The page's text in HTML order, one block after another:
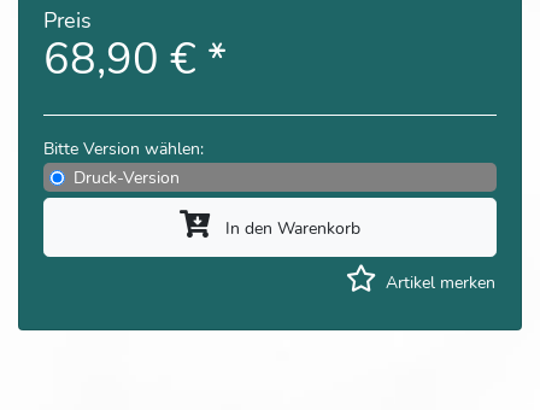
Preis
68,90 € *
Bitte Version wählen:
Druck-Version
In den Warenkorb
Artikel merken